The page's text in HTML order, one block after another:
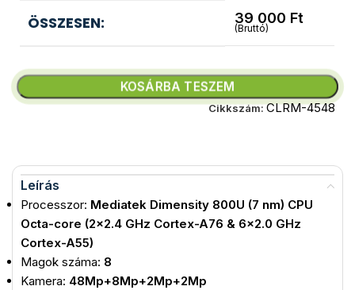
ÖSSZESEN: 39 000 Ft
(Bruttó)
KOSÁRBA TESZEM
Cikkszám:CLRM-4548
Leírás
Processzor: Mediatek Dimensity 800U (7 nm) CPU
Octa-core (2×2.4 GHz Cortex-A76 & 6×2.0 GHz
Cortex-A55)
Magok száma: 8
Kamera: 48Mp+8Mp+2Mp+2Mp